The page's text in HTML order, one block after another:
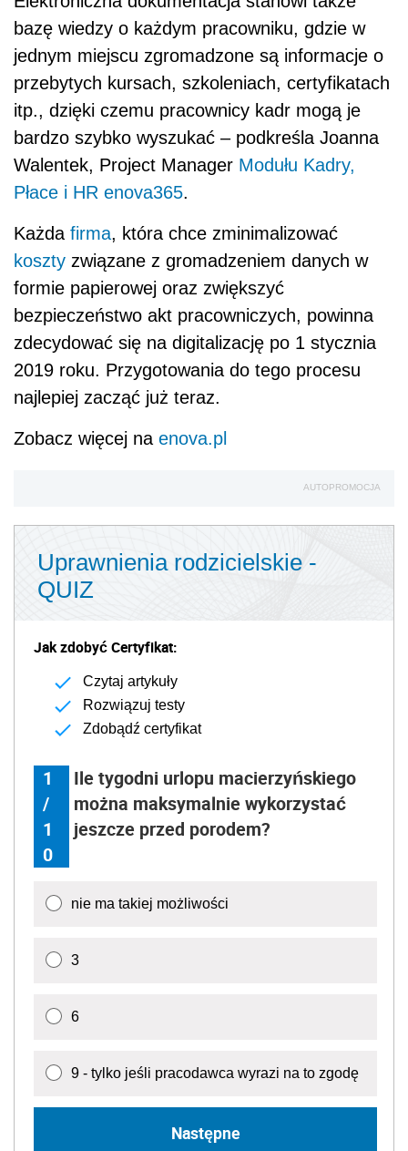
bazę wiedzy o każdym pracowniku, gdzie w
jednym miejscu zgromadzone są informacje o
przebytych kursach, szkoleniach, certyfikatach
itp., dzięki czemu pracownicy kadr mogą je
bardzo szybko wyszukać – podkreśla Joanna
Walentek, Project Manager Modułu Kadry,
Płace i HR enova365.
Każda firma, która chce zminimalizować
koszty związane z gromadzeniem danych w
formie papierowej oraz zwiększyć
bezpieczeństwo akt pracowniczych, powinna
zdecydować się na digitalizację po 1 stycznia
2019 roku. Przygotowania do tego procesu
najlepiej zacząć już teraz.
Zobacz więcej na enova.pl
AUTOPROMOCJA
Uprawnienia rodzicielskie -
QUIZ
Jak zdobyć Certyfikat:
Czytaj artykuły
Rozwiązuj testy
Zdobądź certyfikat
1
/
1
0
Ile tygodni urlopu macierzyńskiego
można maksymalnie wykorzystać
jeszcze przed porodem?
nie ma takiej możliwości
3
6
9 - tylko jeśli pracodawca wyrazi na to zgodę
Następne